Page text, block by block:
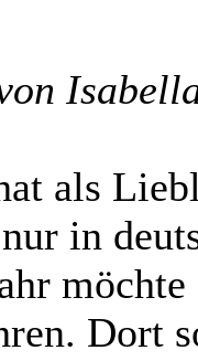
als
in
Dort